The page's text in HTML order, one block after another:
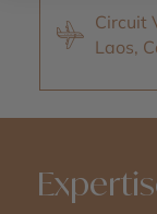
Circuit
Laos,